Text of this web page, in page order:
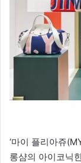
‘마이 플리아쥬
롱샴의 아이코닉